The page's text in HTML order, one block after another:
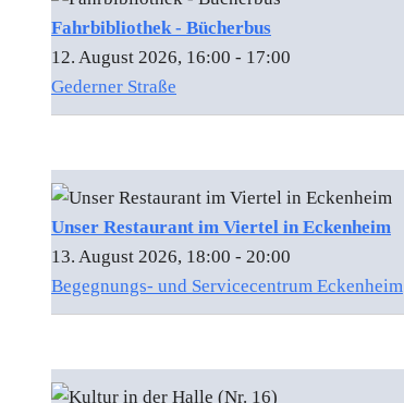
Fahrbibliothek - Bücherbus
12. August 2026, 16:00 - 17:00
Gederner Straße
Unser Restaurant im Viertel in Eckenheim
13. August 2026, 18:00 - 20:00
Begegnungs- und Servicecentrum Eckenheim